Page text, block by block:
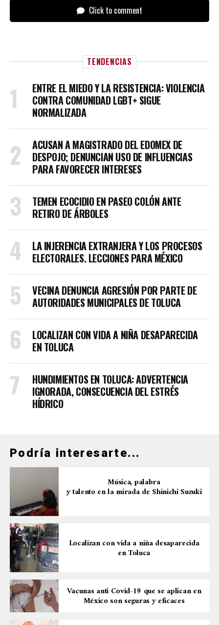
Click to comment
TENDENCIAS
ENTRE EL MIEDO Y LA RESISTENCIA: VIOLENCIA
CONTRA COMUNIDAD LGBT+ SIGUE
NORMALIZADA
ACUSAN A MAGISTRADO DEL EDOMEX DE
DESPOJO; DENUNCIAN USO DE INFLUENCIAS
PARA FAVORECER INTERESES
TEMEN ECOCIDIO EN PASEO COLÓN ANTE
RETIRO DE ÁRBOLES
LA INJERENCIA EXTRANJERA Y LOS PROCESOS
ELECTORALES. LECCIONES PARA MÉXICO
VECINA DENUNCIA AGRESIÓN POR PARTE DE
AUTORIDADES MUNICIPALES DE TOLUCA
LOCALIZAN CON VIDA A NIÑA DESAPARECIDA
EN TOLUCA
HUNDIMIENTOS EN TOLUCA: ADVERTENCIA
IGNORADA, CONSECUENCIA DEL ESTRÉS
HÍDRICO
Podría interesarte...
Música, palabra
y talento en la mirada de Shinichi Suzuki
Localizan con vida a niña desaparecida
en Toluca
Vacunas anti Covid-19 que se aplican en
México son seguras y eficaces